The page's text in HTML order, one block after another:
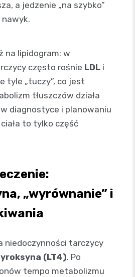
a jedzenie „na szybko”
na lipidogram: w
często rośnie LDL i
tyle „tuczy”, co jest
tłuszczów działa
diagnostyce i planowaniu
to tylko część
„wyrównanie” i
niedoczynności tarczycy
(LT4). Po
tempo metabolizmu